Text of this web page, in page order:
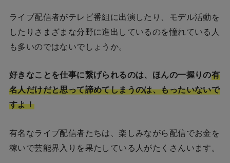
ライブ配信者がテレビ番組に出演したり、モデル活動を
したりさまざまな分野に進出しているのを憧れている人
も多いのではないでしょうか。
好きなことを仕事に繋げられるのは、ほんの一握りの有
名人だけだと思って諦めてしまうのは、もったいないで
すよ！
有名なライブ配信者たちは、楽しみながら配信でお金を
稼いで芸能界入りを果たしている人がたくさんいます。